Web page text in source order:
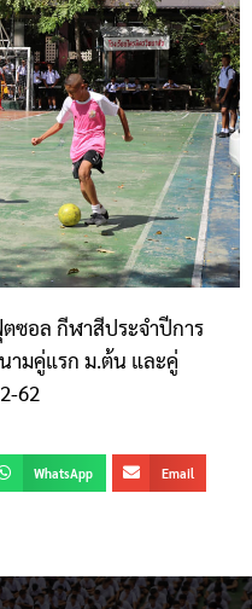
ซอล กีฬาสีประจำปีการ
ามคู่แรก ม.ต้น และคู่
62
WhatsApp Email